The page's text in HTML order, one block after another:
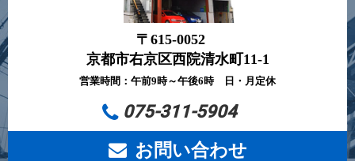
〒615-0052
京都市右京区西院清水町11-1
営業時間：午前9時～午後6時 日・月定休
075-311-5904
お問い合わせ